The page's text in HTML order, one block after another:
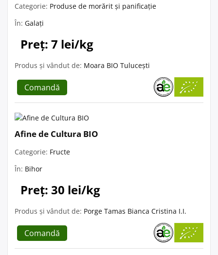
Categorie: Produse de morărit și panificație
În: Galați
Preț: 7 lei/kg
Produs și vândut de: Moara BIO Tulucești
Comandă
Afine de Cultura BIO
Categorie: Fructe
În: Bihor
Preț: 30 lei/kg
Produs și vândut de: Porge Tamas Bianca Cristina I.I.
Comandă